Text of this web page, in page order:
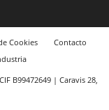
Cookies
Contacto
B99472649 | Caravis 28,